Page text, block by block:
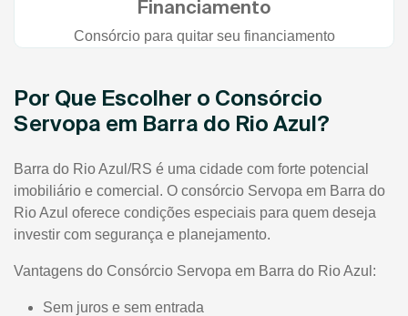
Financiamento
Consórcio para quitar seu financiamento
Por Que Escolher o Consórcio
Servopa em Barra do Rio Azul?
Barra do Rio Azul/RS é uma cidade com forte potencial
imobiliário e comercial. O consórcio Servopa em Barra do
Rio Azul oferece condições especiais para quem deseja
investir com segurança e planejamento.
Vantagens do Consórcio Servopa em Barra do Rio Azul:
Sem juros e sem entrada